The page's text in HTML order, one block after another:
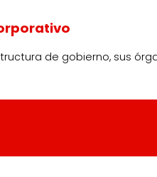
de gobierno, sus